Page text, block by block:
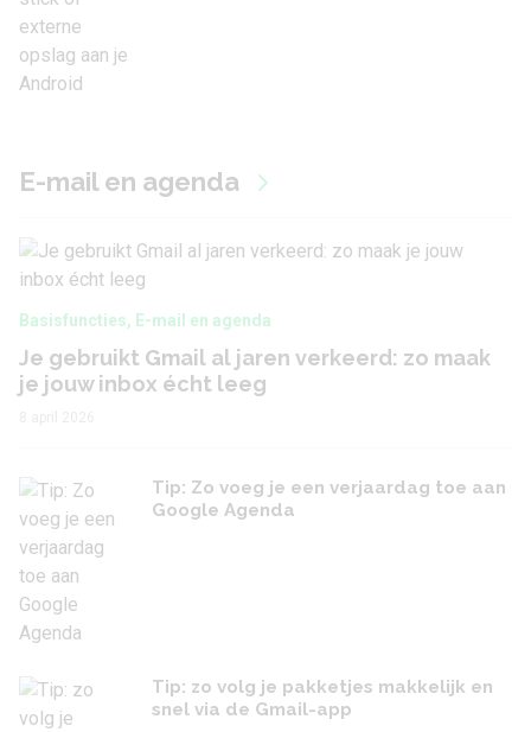
E-mail en agenda
Basisfuncties, E-mail en agenda
Je gebruikt Gmail al jaren verkeerd: zo maak
je jouw inbox écht leeg
Tip: Zo voeg je een verjaardag toe aan
Google Agenda
Tip: zo volg je pakketjes makkelijk en
snel via de Gmail-app